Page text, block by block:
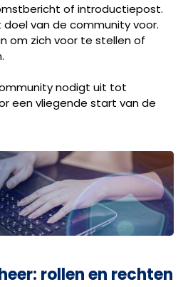
of introductiepost.
van de community voor.
om zich voor te stellen of
nodigt uit tot
een vliegende start van de
rollen en rechten